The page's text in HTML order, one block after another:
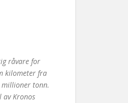
råvare for
kilometer fra
millioner tonn.
av Kronos